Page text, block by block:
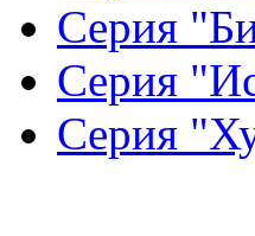
Серия
Серия
Серия